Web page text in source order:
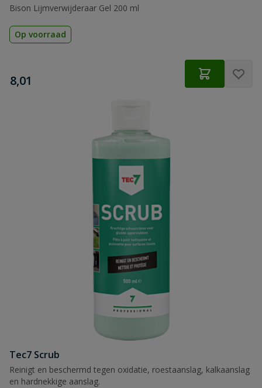
Bison Lijmverwijderaar Gel 200 ml
Op voorraad
€
8,01
Tec7 Scrub
Reinigt en beschermd tegen oxidatie, roestaanslag, kalkaanslag
en hardnekkige aanslag.